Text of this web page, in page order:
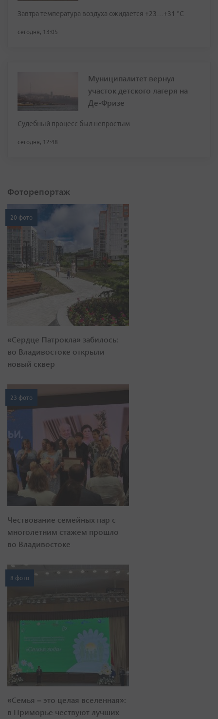
Завтра температура воздуха ожидается +23…+31 °C
сегодня, 13:05
Муниципалитет вернул
участок детского лагеря на
Де-Фризе
Судебный процесс был непростым
сегодня, 12:48
Фоторепортаж
20 фото
«Сердце Патрокла» забилось:
во Владивостоке открыли
новый сквер
23 фото
Чествование семейных пар с
многолетним стажем прошло
во Владивостоке
8 фото
«Семья – это целая вселенная»:
в Приморье чествуют лучших